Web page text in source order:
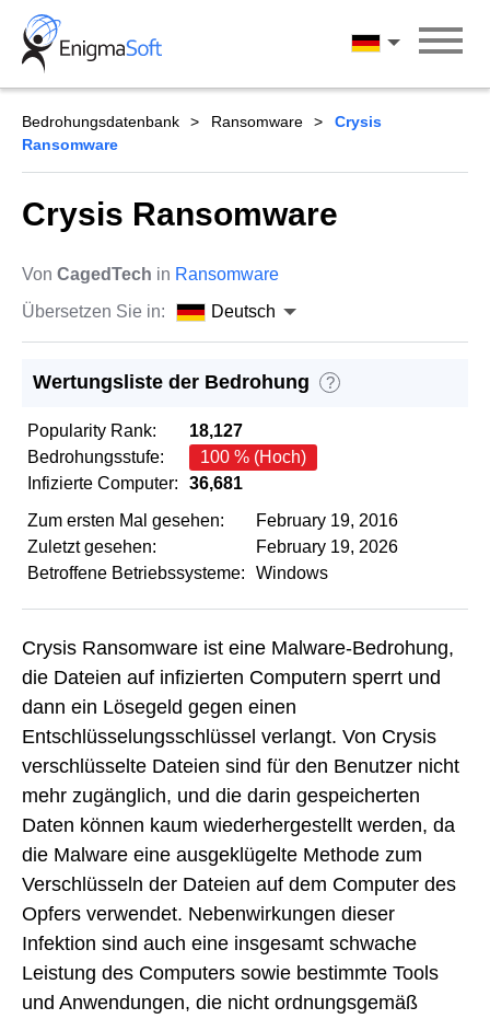
Skip
content
Deutsch
Bedrohungsdatenbank Ransomware
Crysis
Ransomware
Crysis Ransomware
Von CagedTech in Ransomware
Übersetzen Sie in:
Deutsch
Wertungsliste der Bedrohung ?
Popularity Rank:
18,127
Bedrohungsstufe:
100 % (Hoch)
Infizierte Computer:
36,681
Zum ersten Mal gesehen:
February 19, 2016
Zuletzt gesehen:
February 19, 2026
Betroffene Betriebssysteme:
Windows
Crysis Ransomware ist eine Malware-Bedrohung,
die Dateien auf infizierten Computern sperrt und
dann ein Lösegeld gegen einen
Entschlüsselungsschlüssel verlangt. Von Crysis
verschlüsselte Dateien sind für den Benutzer nicht
mehr zugänglich, und die darin gespeicherten
Daten können kaum wiederhergestellt werden, da
die Malware eine ausgeklügelte Methode zum
Verschlüsseln der Dateien auf dem Computer des
Opfers verwendet. Nebenwirkungen dieser
Infektion sind auch eine insgesamt schwache
Leistung des Computers sowie bestimmte Tools
und Anwendungen, die nicht ordnungsgemäß